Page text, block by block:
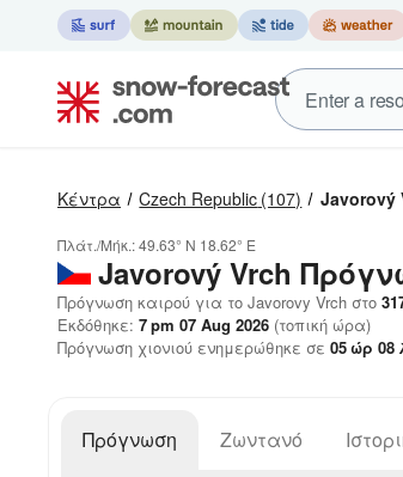
Κέντρα Czech Republic (107) Javorový
Πλάτ./Μήκ.:49.63° N 18.62° E
Javorový Vrch
Πρόγνωση καιρού για το Javorovy Vrch στο
Εκδόθηκε: 7 pm 07 Aug 2026 (τοπική ώρα)
Πρόγνωση χιονιού ενημερώθηκε σε 05ώρ 08
Πρόγνωση Ζωντανό